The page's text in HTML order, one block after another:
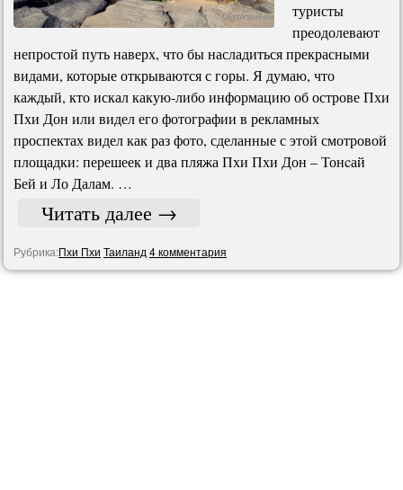
туристы
преодолевают
непростой путь наверх, что бы насладиться прекрасными
видами, которые открываются с горы. Я думаю, что
каждый, кто искал какую-либо информацию об острове Пхи
Пхи Дон или видел его фотографии в рекламных
проспектах видел как раз фото, сделанные с этой смотровой
площадки: перешеек и два пляжа Пхи Пхи Дон – Тонcай
Бей и Ло Далам. …
Читать далее →
Рубрика:Пхи Пхи Таиланд 4 комментария